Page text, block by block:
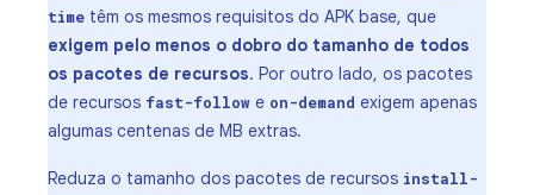
time têm os mesmos requisitos do APK base, que
exigem pelo menos o dobro do tamanho de todos
os pacotes de recursos. Por outro lado, os pacotes
de recursos fast-follow e on-demand exigem apenas
algumas centenas de MB extras.
Reduza o tamanho dos pacotes de recursos install-